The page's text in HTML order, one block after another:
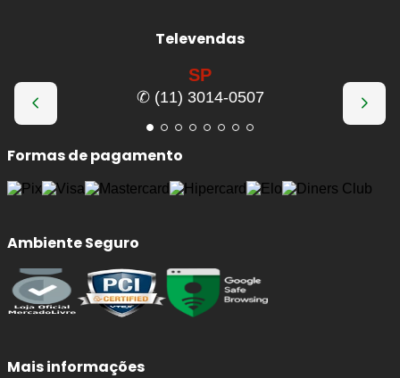
Televendas
SP
✆ (11) 3014-0507
Formas de pagamento
Ambiente Seguro
Mais informações